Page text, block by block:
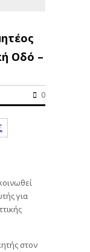
Οδό –
0
για
στον